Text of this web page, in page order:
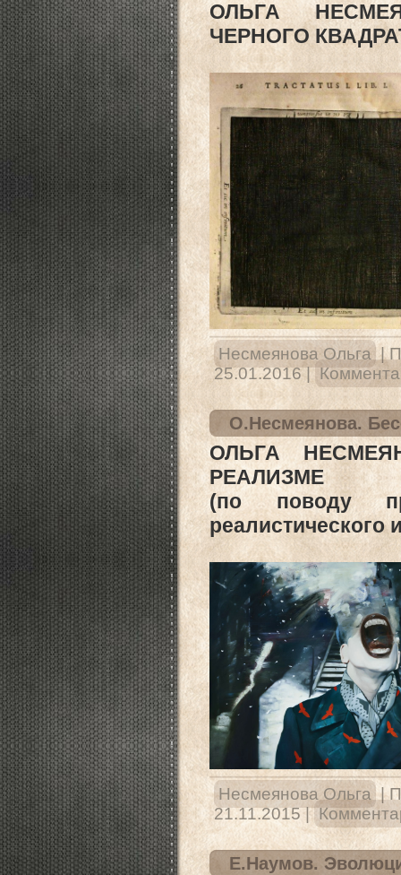
ОЛЬГА
ЧЕРНОГО
Несмеянова Ольга |
25.01.2016 |
О.Несмеянова.
ОЛЬГА
РЕАЛИЗМЕ
(по поводу
реалистического
Несмеянова Ольга |
21.11.2015 |
Е.Наумов.